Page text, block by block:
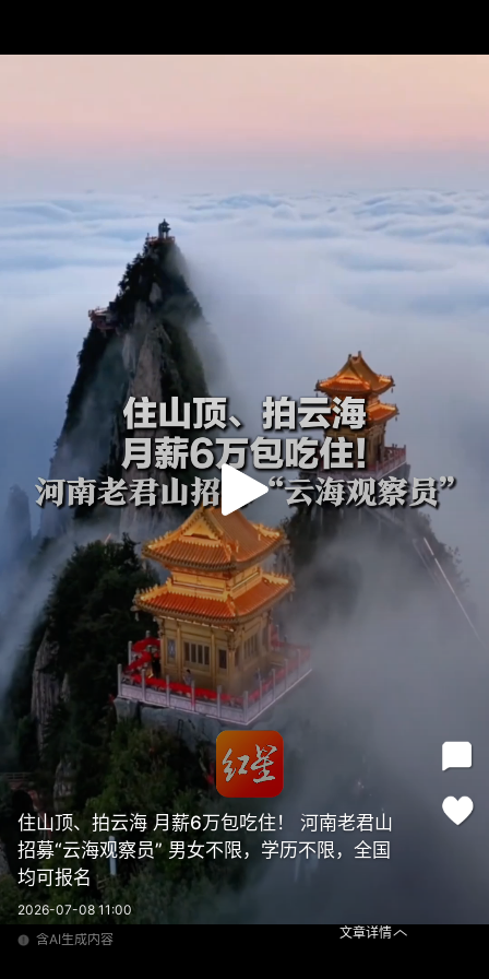
住山顶、拍云海 月薪6万包吃住！ 河南老君山
招募“云海观察员” 男女不限，学历不限，全国
均可报名
2026-07-08 11:00
含AI生成内容
文章详情